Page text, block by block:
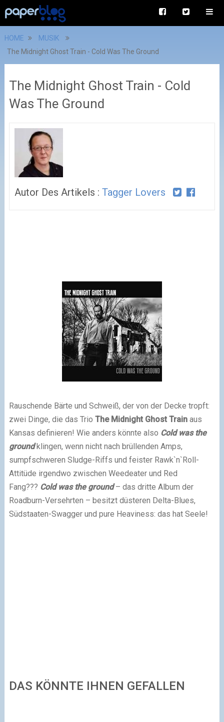
HOME
MUSIK
The Midnight Ghost Train - Cold Was The Ground
The Midnight Ghost Train - Cold
Was The Ground
Autor Des Artikels : Tagger Lovers
Rauschende Bärte und Schweiß, der von der Decke tropft:
zwei Dinge, die das Trio The Midnight Ghost Trainaus
Kansas definieren! Wie anders könnte also Cold was the
groundklingen, wenn nicht nach brüllenden Amps,
sumpfschweren Sludge-Riffs und feister Rawk`n`Roll-
Attitüde irgendwo zwischen Weedeater und Red
Fang??? Cold was the ground– das dritte Album der
Roadburn-Versehrten – besitzt düsteren Delta-Blues,
Südstaaten-Swagger und pure Heaviness: das hat Seele!
DAS KÖNNTE IHNEN GEFALLEN